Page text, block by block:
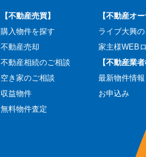
【不動産売買】
購入物件を探す
不動産売却
不動産相続のご相談
空き家のご相談
収益物件
無料物件査定
【不動産オ
ライブ大興
家主様WEB
【不動産業者
最新物件情
お申込み